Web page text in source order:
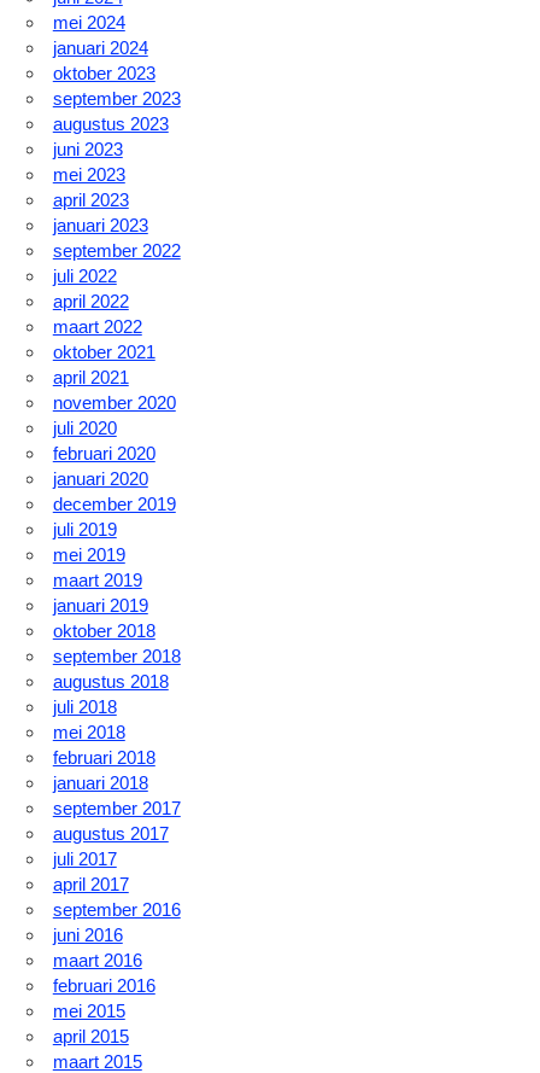
mei 2024
januari 2024
oktober 2023
september 2023
augustus 2023
juni 2023
mei 2023
april 2023
januari 2023
september 2022
juli 2022
april 2022
maart 2022
oktober 2021
april 2021
november 2020
juli 2020
februari 2020
januari 2020
december 2019
juli 2019
mei 2019
maart 2019
januari 2019
oktober 2018
september 2018
augustus 2018
juli 2018
mei 2018
februari 2018
januari 2018
september 2017
augustus 2017
juli 2017
april 2017
september 2016
juni 2016
maart 2016
februari 2016
mei 2015
april 2015
maart 2015